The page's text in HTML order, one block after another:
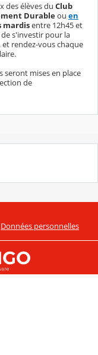
des élèves du Club
Durableou en
mardisentre 12h45 et
s'investir pour la
et rendez-vous chaque
seront mises en place
de
Données personnelles